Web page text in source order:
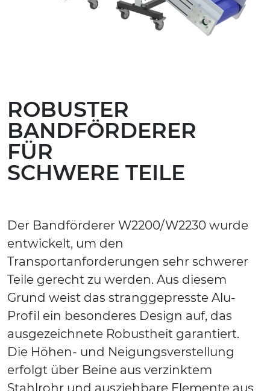
ROBUSTER
BANDFÖRDERER
FÜR
SCHWERE TEILE
Der Bandförderer W2200/W2230 wurde
entwickelt, um den
Transportanforderungen sehr schwerer
Teile gerecht zu werden. Aus diesem
Grund weist das stranggepresste Alu-
Profil ein besonderes Design auf, das
ausgezeichnete Robustheit garantiert.
Die Höhen- und Neigungsverstellung
erfolgt über Beine aus verzinktem
Stahlrohr und ausziehbare Elemente aus